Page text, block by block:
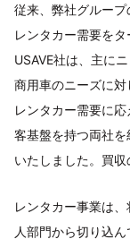
従来、弊社グルー
レンタカー需要を
USAVE社は、主に
商用車のニーズに
レンタカー需要に
客基盤を持つ両社
いたしました。買収
レンタカー事業は
人部門から切り込